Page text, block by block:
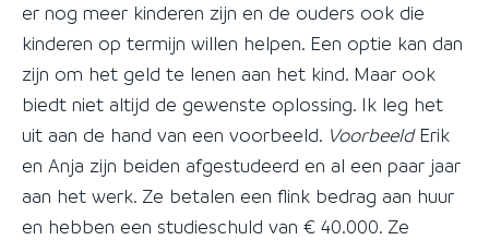
er nog meer kinderen zijn en de ouders ook die
kinderen op termijn willen helpen. Een optie kan dan
zijn om het geld te lenen aan het kind. Maar ook
biedt niet altijd de gewenste oplossing. Ik leg het
uit aan de hand van een voorbeeld. VoorbeeldErik
en Anja zijn beiden afgestudeerd en al een paar jaar
aan het werk. Ze betalen een flink bedrag aan huur
en hebben een studieschuld van € 40.000. Ze